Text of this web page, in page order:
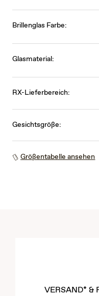
Brillenglas Farbe:
Glasmaterial:
RX-Lieferbereich:
Gesichtsgröße:
Größentabelle ansehen
VERSAND* &